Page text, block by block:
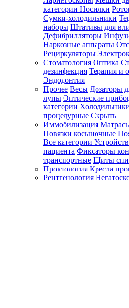
категории Носилки
Сумки-холодильники
наборы Штативы для
Дефибрилляторы
Наркозные аппараты
Рециркуляторы
Стоматология Оптика
дезинфекция Терапия и
Эндодонтия
Прочее Весы Дозаторы
лупы Оптические
категории
процедурные Скрыть
Иммобилизация
Повязки косыночные
Все категории
пациента Фиксаторы
транспортные Щиты
Проктология Кресла
Рентгенология